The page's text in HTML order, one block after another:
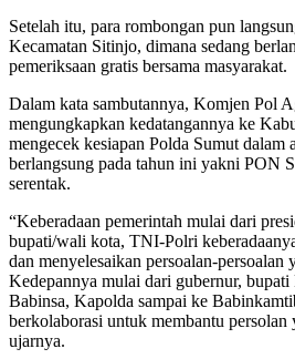
Setelah itu, para rombongan pun
Kecamatan Sitinjo, dimana sedang
pemeriksaan gratis bersama masyarakat.
Dalam kata sambutannya, Komjen Pol
mengungkapkan kedatangannya ke
mengecek kesiapan Polda Sumut dalam
berlangsung pada tahun ini yakni PON
serentak.
“Keberadaan pemerintah mulai dari
bupati/wali kota, TNI-Polri
dan menyelesaikan persoalan-persoalan
Kedepannya mulai dari gubernur, bupati
Babinsa, Kapolda sampai ke
berkolaborasi untuk membantu persolan
ujarnya.